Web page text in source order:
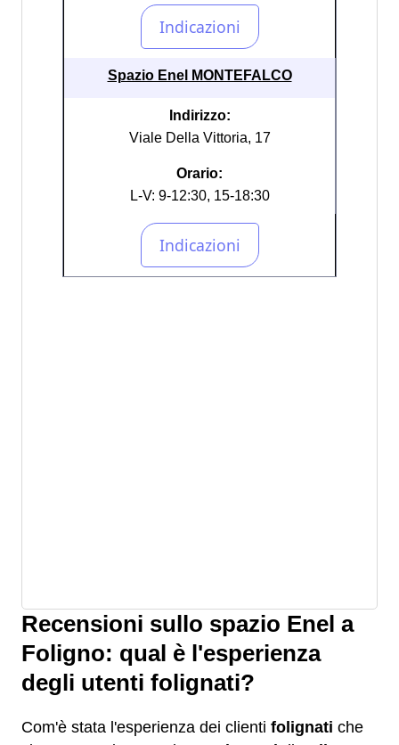
Spazio Enel MONTEFALCO
Indirizzo:
Viale Della Vittoria, 17
Orario:
L-V: 9-12:30, 15-18:30
Recensioni sullo spazio Enel a
Foligno: qual è l'esperienza
degli utenti folignati?
Com'è stata l'esperienza dei clienti folignati che